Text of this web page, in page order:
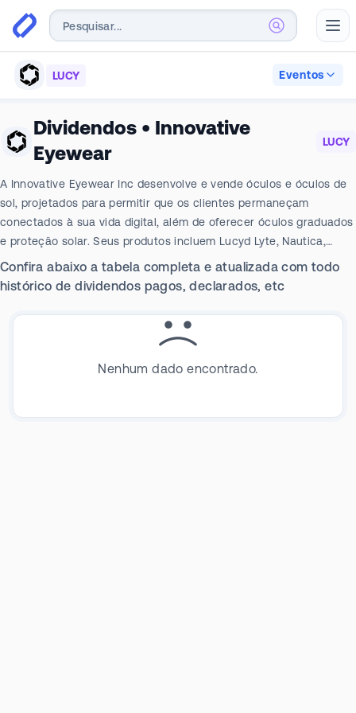
LUCY Eventos
Dividendos • Innovative
Eyewear
LUCY
A Innovative Eyewear Inc desenvolve e vende óculos e óculos de
sol, projetados para permitir que os clientes permaneçam
conectados à sua vida digital, além de oferecer óculos graduados
e proteção solar. Seus produtos incluem Lucyd Lyte, Nautica,
Eddie Bauer, Lucyd Armor e Reebok.
Confira abaixo a tabela completa e atualizada com todo
histórico de dividendos pagos, declarados, etc
Nenhum dado encontrado.